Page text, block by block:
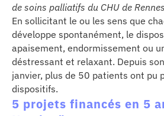
de soins palliatifs du CHU de Rennes
En sollicitant le ou les sens que
développe spontanément, le
apaisement, endormissement ou
déstressant et relaxant. Depuis
janvier, plus de 50 patients ont pu
dispositifs.
5 projets financés en 5